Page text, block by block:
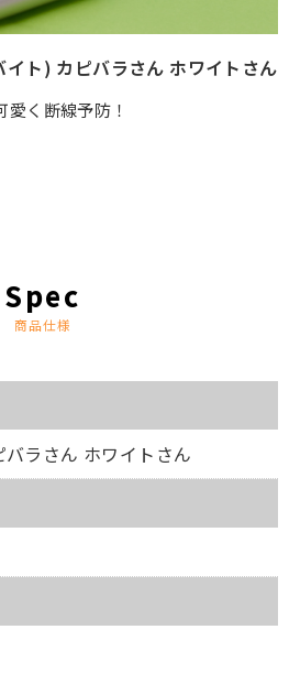
ト) カピバラさん ホワイトさん
く断線予防！
商品仕様
ラさん ホワイトさん